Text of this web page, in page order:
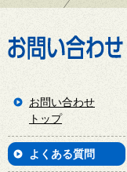
お問い合わせ
トップ
よくある質問